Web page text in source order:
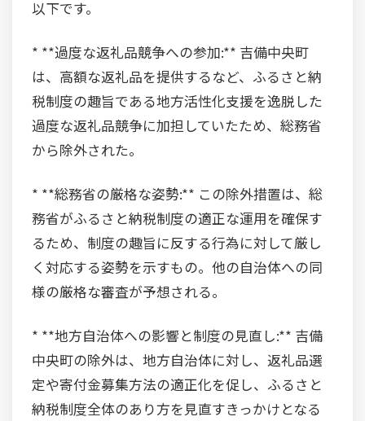
以下です。
* **過度な返礼品競争への参加:** 吉備中央町
は、高額な返礼品を提供するなど、ふるさと納
税制度の趣旨である地方活性化支援を逸脱した
過度な返礼品競争に加担していたため、総務省
から除外された。
* **総務省の厳格な姿勢:** この除外措置は、総
務省がふるさと納税制度の適正な運用を確保す
るため、制度の趣旨に反する行為に対して厳し
く対応する姿勢を示すもの。他の自治体への同
様の厳格な審査が予想される。
* **地方自治体への影響と制度の見直し:** 吉備
中央町の除外は、地方自治体に対し、返礼品選
定や寄付金募集方法の適正化を促し、ふるさと
納税制度全体のあり方を見直すきっかけとなる